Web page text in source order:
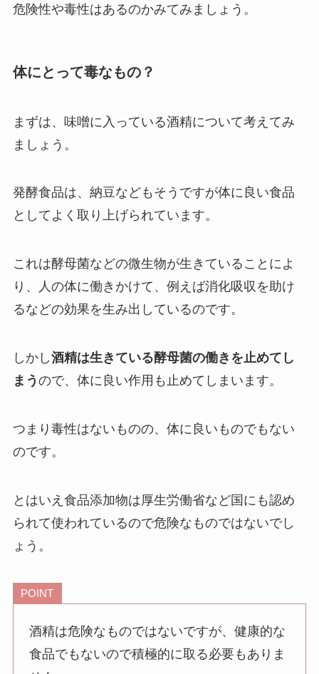
危険性や毒性はあるのかみてみましょう。
体にとって毒なもの？
まずは、味噌に入っている酒精について考えてみ
ましょう。
発酵食品は、納豆などもそうですが体に良い食品
としてよく取り上げられています。
これは酵母菌などの微生物が生きていることによ
り、人の体に働きかけて、例えば消化吸収を助け
るなどの効果を生み出しているのです。
しかし酒精は生きている酵母菌の働きを止めてし
まう ので、体に良い作用も止めてしまいます。
つまり 毒性はないものの、体に良いものでもない
のです。
とはいえ食品添加物は厚生労働省など国にも認め
られて使われているので危険なものではないでし
ょう。
POINT
酒精は危険なものではないですが、健康的な
食品でもないので積極的に取る必要もありま